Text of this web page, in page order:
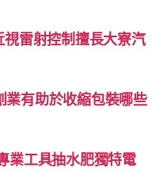
雷射控制擅長大寮汽
業有助於收縮包裝哪些
業工具抽水肥獨特電